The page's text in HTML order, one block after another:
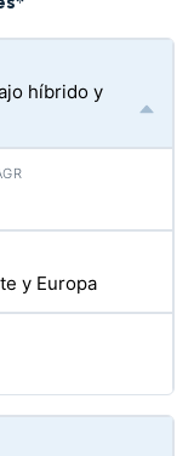
híbrido y
y Europa